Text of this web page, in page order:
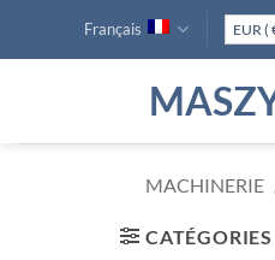
Français EUR (
MACHINERIE